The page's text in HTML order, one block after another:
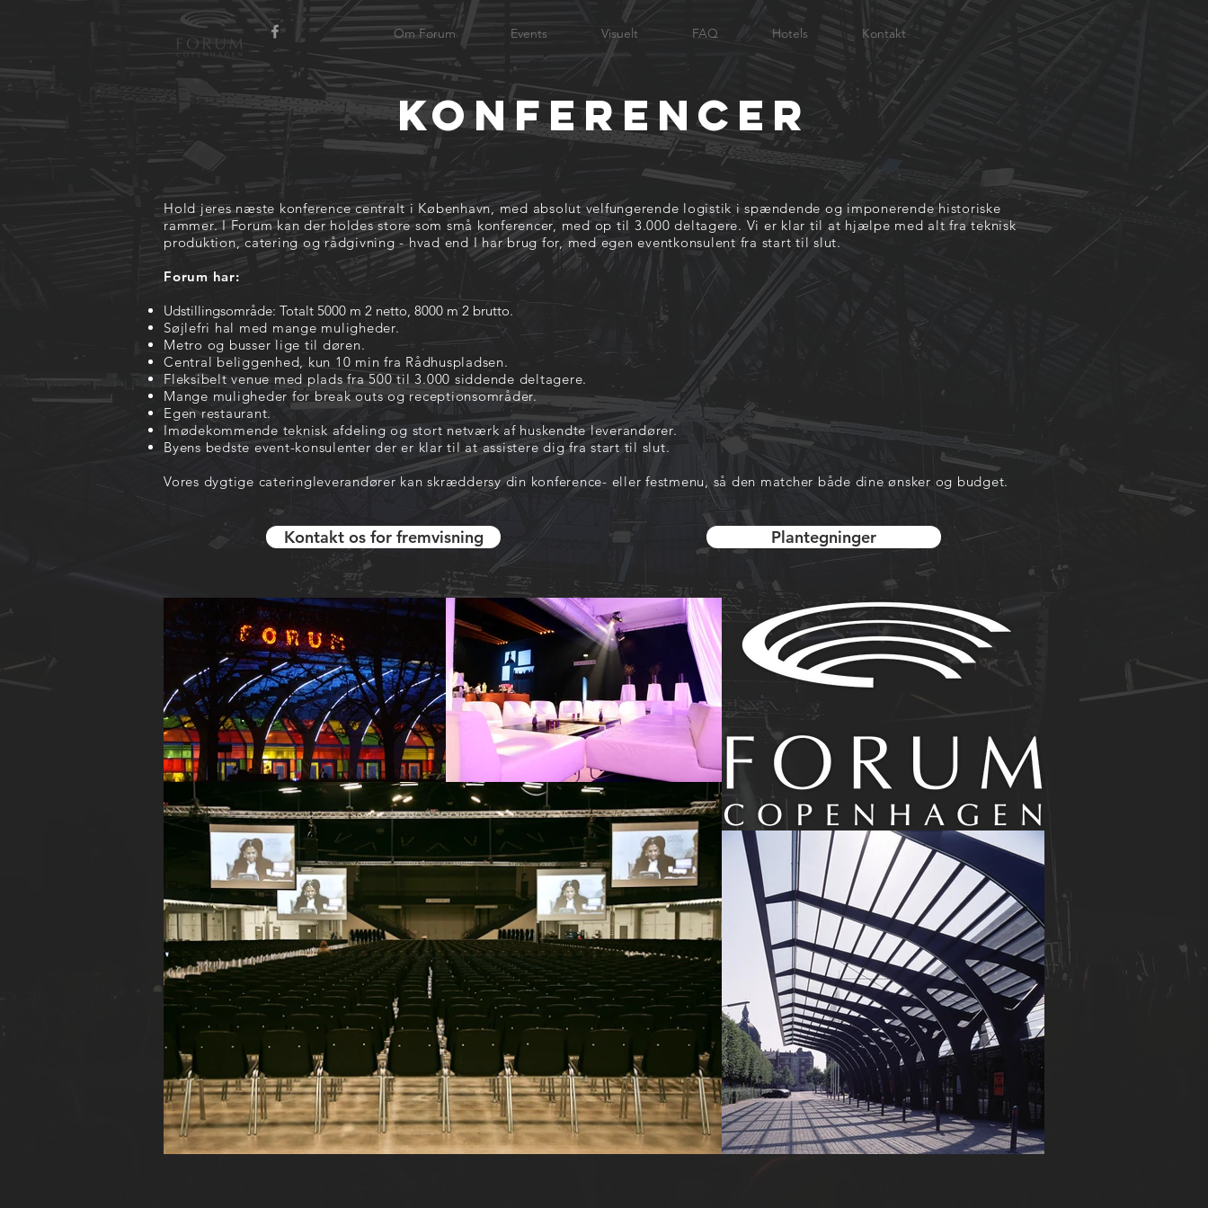
Om Forum Events Visuelt FAQ Hotels Kontakt
Konferencer
Hold jeres næste konference centralt i København, med absolut velfungerende logistik i spændende og imponerende historiske
rammer. I Forum kan der holdes store som små konferencer, med op til 3.000 deltagere. Vi er klar til at hjælpe med alt fra teknisk
produktion, catering og rådgivning - hvad end I har brug for, med egen eventkonsulent fra start til slut.
Forum har:
Udstillingsområde: Totalt 5000 m 2 netto, 8000 m 2 brutto.
Søjlefri hal med mange muligheder.
Metro og busser lige til døren.
Central beliggenhed, kun 10 min fra Rådhuspladsen.
Fleksibelt venue med plads fra 500 til 3.000 siddende deltagere.
Mange muligheder for break outs og receptionsområder.
Egen restaurant.
Imødekommende teknisk afdeling og stort netværk af huskendte leverandører.
Byens bedste event-konsulenter der er klar til at assistere dig fra start til slut.
Vores dygtige cateringleverandører kan skræddersy din konference- eller festmenu, så den matcher både dine ønsker og budget.
Kontakt os for fremvisning Plantegninger